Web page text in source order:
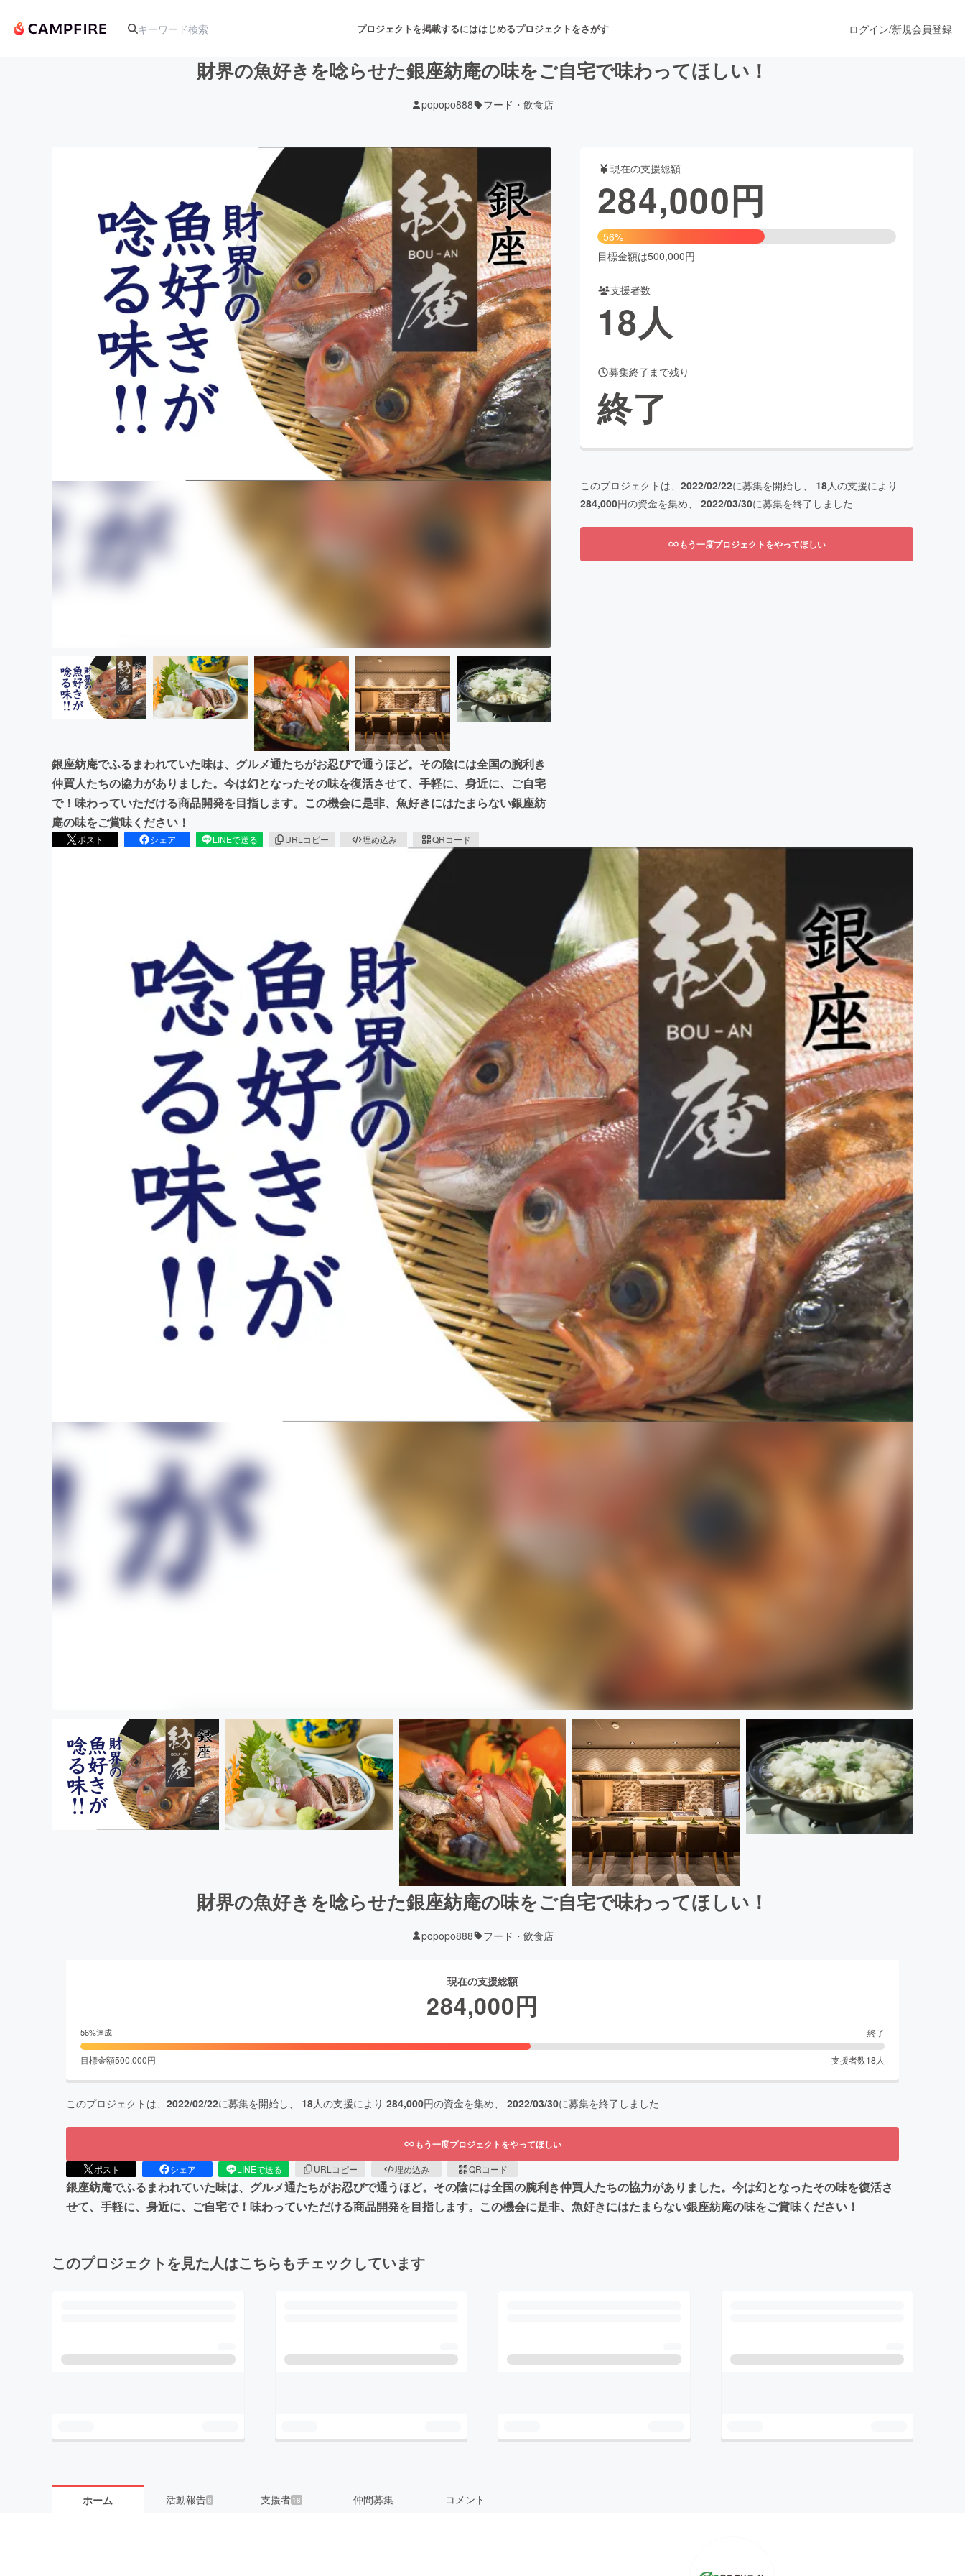
プロジェクトを掲載するにははじめるプロジェクトをさがす
音楽 舞台・パフォーマンス
テクノロジー・ガジェット ゲーム・サービス開発 フード・飲食店 ファッション
映像・映画 書籍・雑誌出版 アニメ・漫画
ビジネス・起業 チャレンジ ビューティー・ヘルスケア
まちづくり・地域活性化
CAMPFIRE for Social GoodCAMPFIRE Creation
CAMPFIREふるさと納税machi-yaコミュニティ
ログイン/新規会員登録
財界の魚好きを唸らせた銀座紡庵の味をご自宅で味わってほしい！
popopo888 フード・飲食店
銀座紡庵でふるまわれていた味は、グルメ通たちがお忍びで通うほど。その陰には全国の腕利き
仲買人たちの協力がありました。今は幻となったその味を復活させて、手軽に、身近に、ご自宅
で！味わっていただける商品開発を目指します。この機会に是非、魚好きにはたまらない銀座紡
庵の味をご賞味ください！
ポスト シェア LINEで送る URLコピー 埋め込み QRコード
現在の支援総額
284,000円
56%
目標金額は500,000円
支援者数
18人
募集終了まで残り
終了
このプロジェクトは、 2022/02/22に募集を開始し、 18人の支援により
284,000円の資金を集め、 2022/03/30に募集を終了しました
もう一度プロジェクトをやってほしい
財界の魚好きを唸らせた銀座紡庵の味をご自宅で味わってほしい！
popopo888 フード・飲食店
現在の支援総額
284,000円
56%達成 終了
目標金額500,000円 支援者数18 人
このプロジェクトは、 2022/02/22に募集を開始し、 18人の支援により 284,000円の資金を集め、 2022/03/30に募集を終了しました
もう一度プロジェクトをやってほしい
ポスト シェア LINEで送る URLコピー 埋め込み QRコード
銀座紡庵でふるまわれていた味は、グルメ通たちがお忍びで通うほど。その陰には全国の腕利き仲買人たちの協力がありました。今は幻となったその味を復活さ
せて、手軽に、身近に、ご自宅で！味わっていただける商品開発を目指します。この機会に是非、魚好きにはたまらない銀座紡庵の味をご賞味ください！
このプロジェクトを見た人はこちらもチェックしています
ホーム 活動報告8 支援者 18 仲間募集 コメント